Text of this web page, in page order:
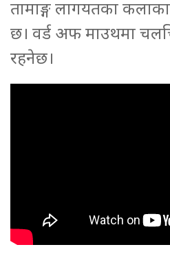
तामाङ्ग लागयतका
छ। वर्ड अफ माउथमा
रहनेछ।